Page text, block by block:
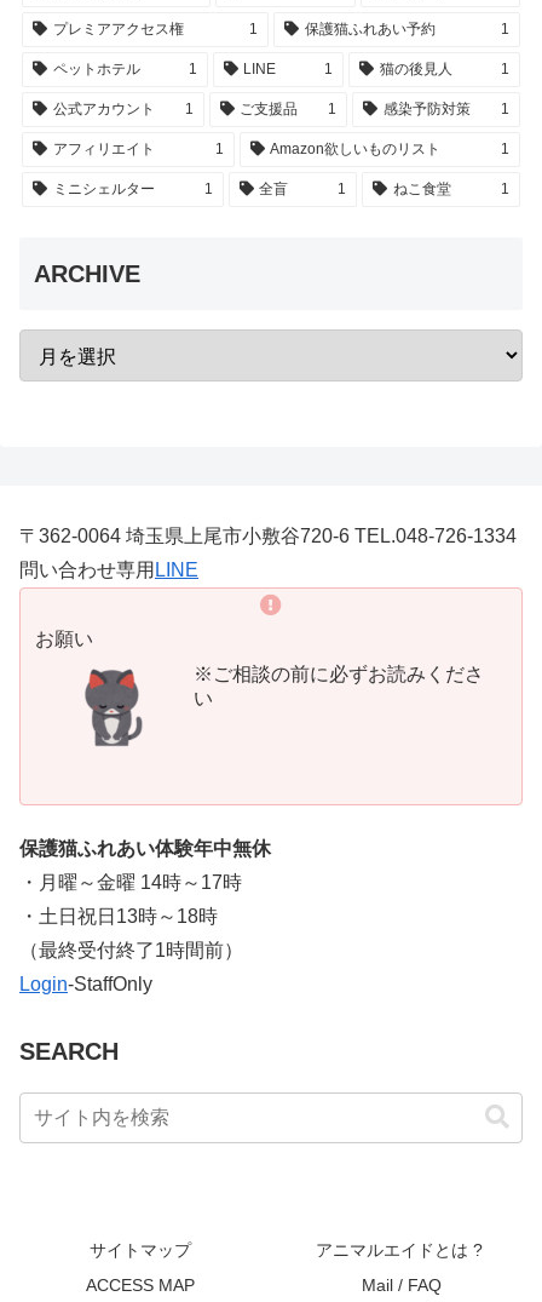
プレミアアクセス権 1 保護猫ふれあい予約 1
ペットホテル 1 LINE 1 猫の後見人 1
公式アカウント 1 ご支援品 1 感染予防対策 1
アフィリエイト 1 Amazon欲しいものリスト 1
ミニシェルター 1 全盲 1 ねこ食堂 1
ARCHIVE
〒362-0064 埼玉県上尾市小敷谷720-6 TEL.048-726-1334
問い合わせ専用 LINE
お願い
※ご相談の前に必ずお読みくださ
い
保護猫ふれあい体験年中無休
・月曜～金曜 14時～17時
・土日祝日13時～18時
​（最終受付終了1時間前）
Login-StaffOnly
SEARCH
サイトマップ
アニマルエイドとは ?
ACCESS MAP
Mail / FAQ